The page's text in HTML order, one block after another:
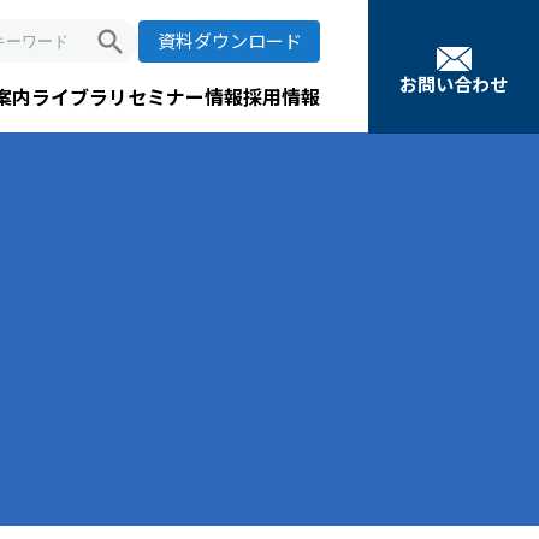
search 資料ダウンロード
内ライブラリセミナー情報採用情報 お問い合わせ